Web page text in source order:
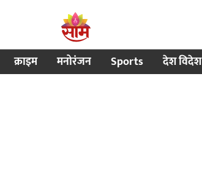
क्राइम मनोरंजन Sports देश विदेश